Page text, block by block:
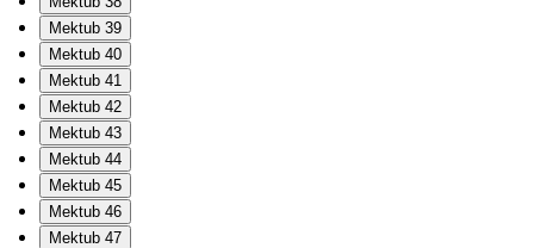
Mektub 39
Mektub 40
Mektub 41
Mektub 42
Mektub 43
Mektub 44
Mektub 45
Mektub 46
Mektub 47